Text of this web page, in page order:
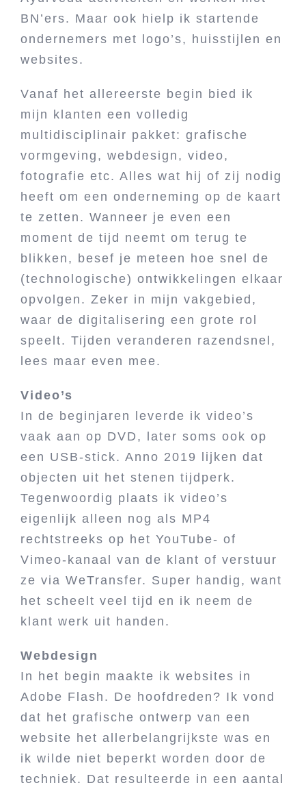
BN’ers. Maar ook hielp ik startende
ondernemers met logo’s, huisstijlen en
websites.
Vanaf het allereerste begin bied ik
mijn klanten een volledig
multidisciplinair pakket: grafische
vormgeving, webdesign, video,
fotografie etc. Alles wat hij of zij nodig
heeft om een onderneming op de kaart
te zetten. Wanneer je even een
moment de tijd neemt om terug te
blikken, besef je meteen hoe snel de
(technologische) ontwikkelingen elkaar
opvolgen. Zeker in mijn vakgebied,
waar de digitalisering een grote rol
speelt. Tijden veranderen razendsnel,
lees maar even mee.
Video’s
In de beginjaren leverde ik video’s
vaak aan op DVD, later soms ook op
een USB-stick. Anno 2019 lijken dat
objecten uit het stenen tijdperk.
Tegenwoordig plaats ik video’s
eigenlijk alleen nog als MP4
rechtstreeks op het YouTube- of
Vimeo-kanaal van de klant of verstuur
ze via WeTransfer. Super handig, want
het scheelt veel tijd en ik neem de
klant werk uit handen.
Webdesign
In het begin maakte ik websites in
Adobe Flash. De hoofdreden? Ik vond
dat het grafische ontwerp van een
website het allerbelangrijkste was en
ik wilde niet beperkt worden door de
techniek. Dat resulteerde in een aantal